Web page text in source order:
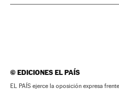
©EDICIONES EL PAÍS
EL PAÍS ejerce la oposición expresa